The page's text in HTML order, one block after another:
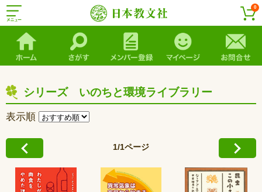
0
シリーズ いのちと環境ライブラリー
表示順
1/1ページ